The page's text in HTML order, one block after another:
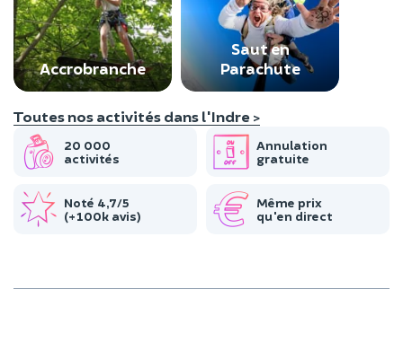
Accrobranche
Saut en
Parachute
Toutes nos activités dans l'Indre >
20 000
activités
Annulation
gratuite
Noté 4,7/5
(+100k avis)
Même prix
qu'en direct